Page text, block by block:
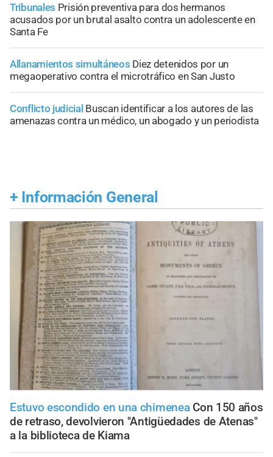
Tribunales Prisión preventiva para dos hermanos
acusados por un brutal asalto contra un adolescente en
Santa Fe
Allanamientos simultáneos Diez detenidos por un
megaoperativo contra el microtráfico en San Justo
Conflicto judicial Buscan identificar a los autores de las
amenazas contra un médico, un abogado y un periodista
+ Información General
Estuvo escondido en una chimenea Con 150 años
de retraso, devolvieron "Antigüedades de Atenas"
a la biblioteca de Kiama